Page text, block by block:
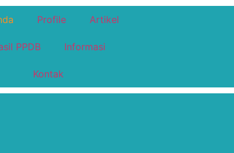
Profile Artikel
PPDB Informasi
Kontak